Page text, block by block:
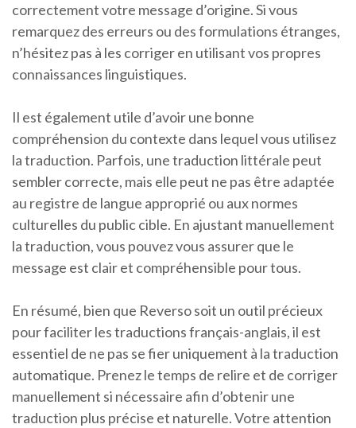
correctement votre message d’origine. Si vous
remarquez des erreurs ou des formulations étranges,
n’hésitez pas à les corriger en utilisant vos propres
connaissances linguistiques.
Il est également utile d’avoir une bonne
compréhension du contexte dans lequel vous utilisez
la traduction. Parfois, une traduction littérale peut
sembler correcte, mais elle peut ne pas être adaptée
au registre de langue approprié ou aux normes
culturelles du public cible. En ajustant manuellement
la traduction, vous pouvez vous assurer que le
message est clair et compréhensible pour tous.
En résumé, bien que Reverso soit un outil précieux
pour faciliter les traductions français-anglais, il est
essentiel de ne pas se fier uniquement à la traduction
automatique. Prenez le temps de relire et de corriger
manuellement si nécessaire afin d’obtenir une
traduction plus précise et naturelle. Votre attention